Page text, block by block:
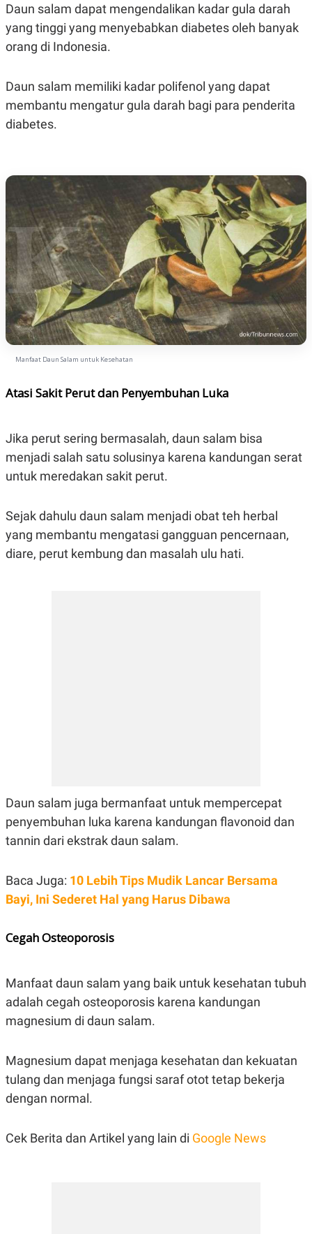
Daun salam dapat mengendalikan kadar gula darah
yang tinggi yang menyebabkan diabetes oleh banyak
orang di Indonesia.
Daun salam memiliki kadar polifenol yang dapat
membantu mengatur gula darah bagi para penderita
diabetes.
Manfaat Daun Salam untuk Kesehatan
Atasi Sakit Perut dan Penyembuhan Luka
Jika perut sering bermasalah, daun salam bisa
menjadi salah satu solusinya karena kandungan serat
untuk meredakan sakit perut.
Sejak dahulu daun salam menjadi obat teh herbal
yang membantu mengatasi gangguan pencernaan,
diare, perut kembung dan masalah ulu hati.
Daun salam juga bermanfaat untuk mempercepat
penyembuhan luka karena kandungan flavonoid dan
tannin dari ekstrak daun salam.
Baca Juga: 10 Lebih Tips Mudik Lancar Bersama
Bayi, Ini Sederet Hal yang Harus Dibawa
Cegah Osteoporosis
Manfaat daun salam yang baik untuk kesehatan tubuh
adalah cegah osteoporosis karena kandungan
magnesium di daun salam.
Magnesium dapat menjaga kesehatan dan kekuatan
tulang dan menjaga fungsi saraf otot tetap bekerja
dengan normal.
Cek Berita dan Artikel yang lain di Google News